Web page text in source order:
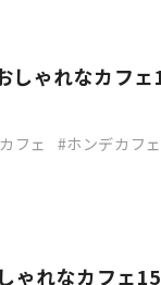
しゃれなカフ
フェ ホンデカフェ
ゃれなカフェ